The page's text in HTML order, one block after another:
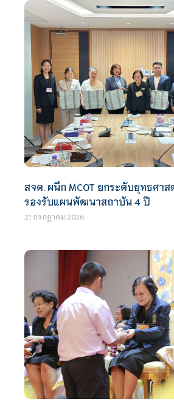
สจด. ผนึก MCOT ยกระดับยุทธศา
รองรับแผนพัฒนาสถาบัน 4 ปี
21 กรกฎาคม 2026